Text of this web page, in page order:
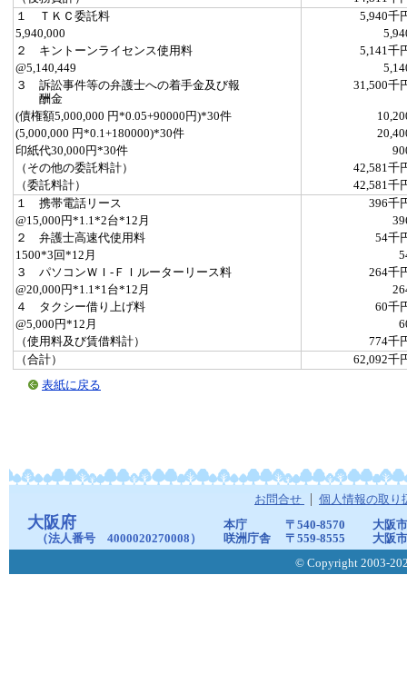
１ ＴＫＣ委託料
5,940千
5,940,000
２ キントーンライセンス使用料
5,141千
@5,140,449
３ 訴訟事件等の弁護士への着手金及び報
酬金
31,500千
(債権額5,000,000 円*0.05+90000円)*30件
(5,000,000 円*0.1+180000)*30件
印紙代30,000円*30件
（その他の委託料計）
42,581千
（委託料計）
42,581千
１ 携帯電話リース
396千
@15,000円*1.1*2台*12月
２ 弁護士高速代使用料
54千
1500*3回*12月
３ パソコンＷＩ‐ＦＩルーターリース料
264千
@20,000円*1.1*1台*12月
４ タクシー借り上げ料
60千
@5,000円*12月
（使用料及び賃借料計）
774千
（合計）
62,092千
表紙に戻る
お問合せ 個人情報の取り
大阪府
（法人番号 4000020270008）
本庁 〒540-8570
大阪
咲洲庁舎
〒559-8555
大阪
© Copyright 2003-